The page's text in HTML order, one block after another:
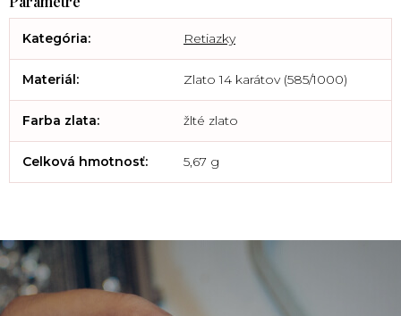
Kategória: Retiazky
Materiál: Zlato 14 karátov (585/1000)
Farba zlata: žlté zlato
Celková hmotnosť: 5,67 g